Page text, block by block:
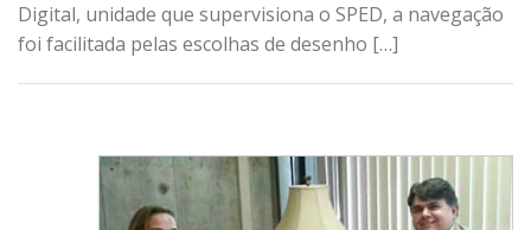
Digital, unidade que supervisiona o SPED, a navegação
foi facilitada pelas escolhas de desenho […]